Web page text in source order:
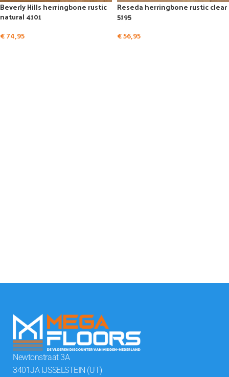
Beverly Hills herringbone rustic
natural 4101
€74,95
Reseda herringbone rustic clear
5195
€56,95
Newtonstraat 3A
3401JA IJSSELSTEIN (UT)